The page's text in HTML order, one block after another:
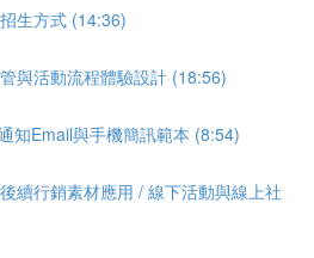
生方式 (14:36)
與活動流程體驗設計 (18:56)
知Email與手機簡訊範本 (8:54)
續行銷素材應用 / 線下活動與線上社